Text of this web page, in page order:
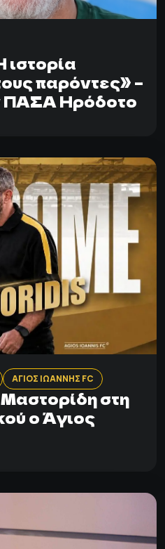
ιστορία
παρόντες» –
ΠΑΣΑ Ηρόδοτο
ΑΓΙΟΣ ΙΩΑΝΝΗΣ FC
στη
ο Άγιος